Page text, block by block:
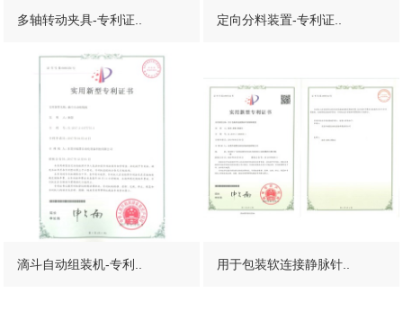
多轴转动夹具-专利证.. 定向分料装置-专利证..
滴斗自动组装机-专利.. 用于包装软连接静脉针..